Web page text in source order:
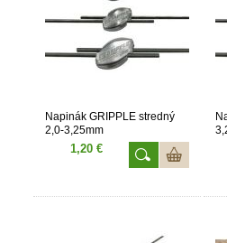
Napinák GRIPPLE stredný
2,0-3,25mm
1,20 €